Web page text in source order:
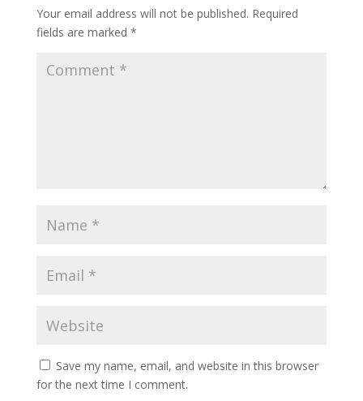
Your email address will not be published. Required
fields are marked *
Save my name, email, and website in this browser
for the next time I comment.